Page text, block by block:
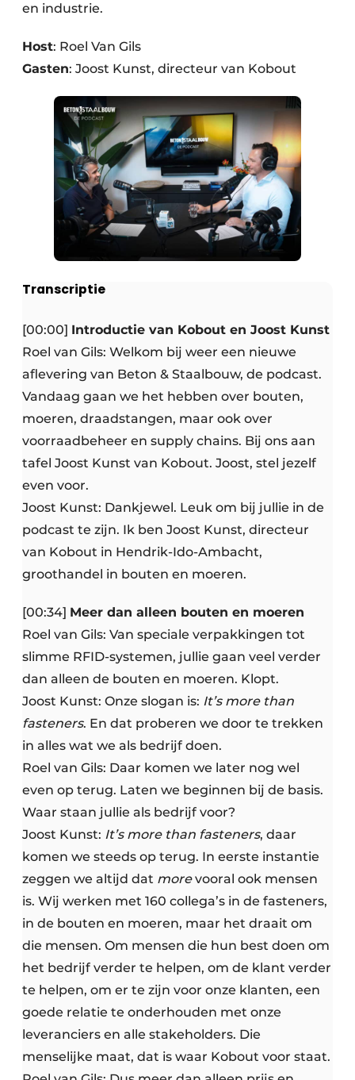
en industrie.
Host: Roel Van Gils
Gasten: Joost Kunst, directeur van Kobout
Transcriptie
[00:00] Introductie van Kobout en Joost Kunst
Roel van Gils: Welkom bij weer een nieuwe
aflevering van Beton & Staalbouw, de podcast.
Vandaag gaan we het hebben over bouten,
moeren, draadstangen, maar ook over
voorraadbeheer en supply chains. Bij ons aan
tafel Joost Kunst van Kobout. Joost, stel jezelf
even voor.
Joost Kunst: Dankjewel. Leuk om bij jullie in de
podcast te zijn. Ik ben Joost Kunst, directeur
van Kobout in Hendrik-Ido-Ambacht,
groothandel in bouten en moeren.
[00:34] Meer dan alleen bouten en moeren
Roel van Gils: Van speciale verpakkingen tot
slimme RFID-systemen, jullie gaan veel verder
dan alleen de bouten en moeren. Klopt.
Joost Kunst: Onze slogan is: It’s more than
fasteners. En dat proberen we door te trekken
in alles wat we als bedrijf doen.
Roel van Gils: Daar komen we later nog wel
even op terug. Laten we beginnen bij de basis.
Waar staan jullie als bedrijf voor?
Joost Kunst: It’s more than fasteners, daar
komen we steeds op terug. In eerste instantie
zeggen we altijd dat morevooral ook mensen
is. Wij werken met 160 collega’s in de fasteners,
in de bouten en moeren, maar het draait om
die mensen. Om mensen die hun best doen om
het bedrijf verder te helpen, om de klant verder
te helpen, om er te zijn voor onze klanten, een
goede relatie te onderhouden met onze
leveranciers en alle stakeholders. Die
menselijke maat, dat is waar Kobout voor staat.